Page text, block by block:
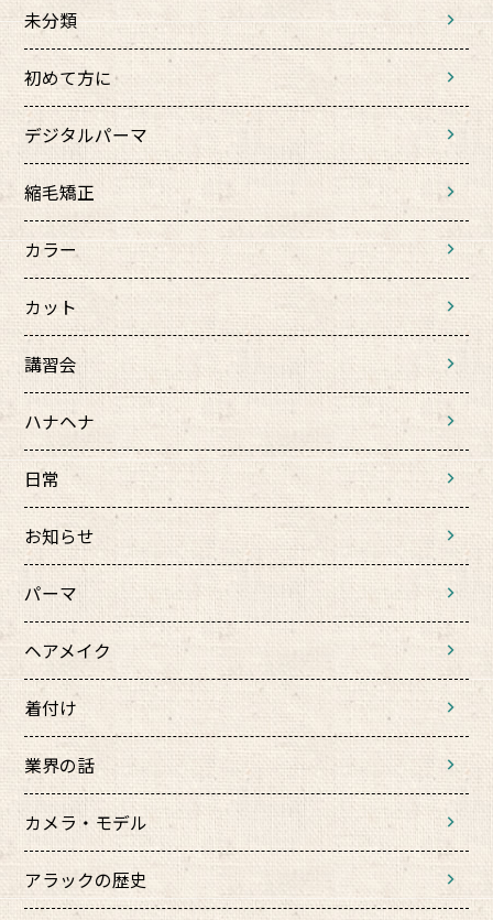
未分類
初めて方に
デジタルパーマ
縮毛矯正
カラー
カット
講習会
ハナヘナ
日常
お知らせ
パーマ
ヘアメイク
着付け
業界の話
カメラ・モデル
アラックの歴史